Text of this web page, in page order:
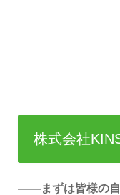
株式会社
――まずは皆様の自